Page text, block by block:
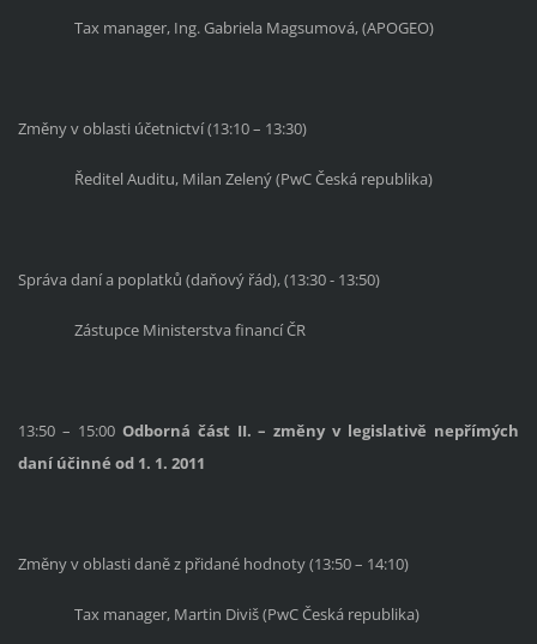
Tax manager, Ing. Gabriela Magsumová, (APOGEO)
Změny v oblasti účetnictví(13:10 – 13:30)
Ředitel Auditu, Milan Zelený (PwC Česká republika)
Správa daní a poplatků (daňový řád), (13:30 - 13:50)
Zástupce Ministerstva financí ČR
13:50 – 15:00 Odborná část II. – změny v legislativě nepřímých
daní účinné od 1. 1. 2011
Změny v oblasti daně z přidané hodnoty(13:50 – 14:10)
Tax manager, Martin Diviš (PwC Česká republika)